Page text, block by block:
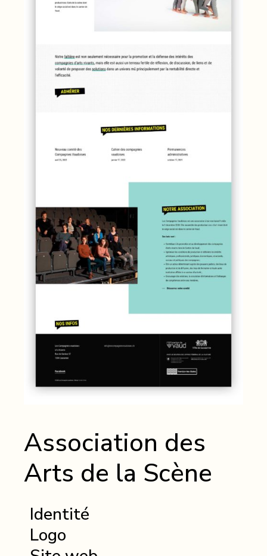
Association des
Arts de la Scène
Identité
Logo